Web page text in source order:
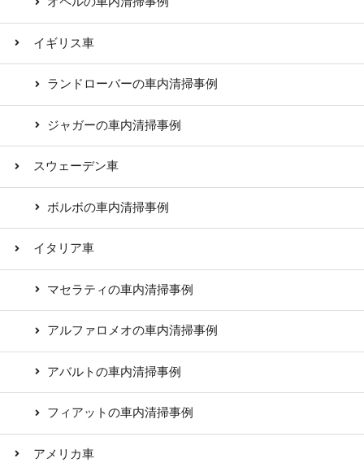
イギリス車
ランドローバーの車内清掃事例
ジャガーの車内清掃事例
スウェーデン車
ボルボの車内清掃事例
イタリア車
マセラティの車内清掃事例
アルファロメオの車内清掃事例
アバルトの車内清掃事例
フィアットの車内清掃事例
アメリカ車